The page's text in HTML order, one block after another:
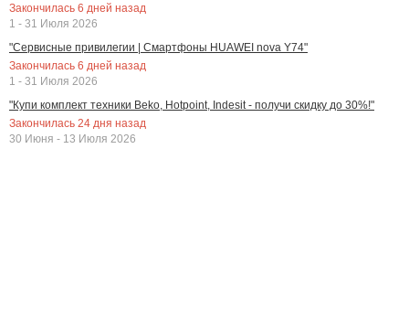
Закончилась 6 дней назад
1 - 31 Июля 2026
"Сервисные привилегии | Смартфоны HUAWEI nova Y74"
Закончилась 6 дней назад
1 - 31 Июля 2026
"Купи комплект техники Beko, Hotpoint, Indesit - получи скидку до 30%!"
Закончилась 24 дня назад
30 Июня - 13 Июля 2026